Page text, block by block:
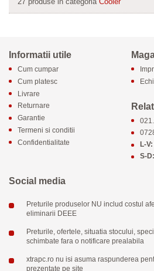
Informatii utile
Cum cumpar
Cum platesc
Livrare
Returnare
Garantie
Termeni si conditii
Confidentialitate
L-V:
S-D:
Social media
Preturile produselor NU includ costul
eliminarii DEEE
Preturile, ofertele, situatia stocului,
schimbate fara o notificare prealabila
xtrapc.ro nu isi asuma raspunderea
prezentate pe site